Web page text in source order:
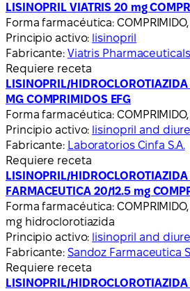
LISINOPRIL VIATRIS 20 mg
Forma farmacéutica:
Principio activo: lisinopril
Fabricante: Viatris Pharmaceuticals
Requiere receta
LISINOPRIL/
MG COMPRIMIDOS EFG
Forma farmacéutica:
Principio activo: lisinopril and
Fabricante: Laboratorios Cinfa S.A.
Requiere receta
LISINOPRIL/
FARMACEUTICA 20/12.5 mg
Forma farmacéutica:
mg hidroclorotiazida
Principio activo: lisinopril and
Fabricante: Sandoz Farmaceutica
Requiere receta
LISINOPRIL/